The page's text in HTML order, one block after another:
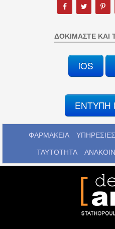
ΔΟΚΙΜΆΣΤΕ ΚΑΙ
iOS
ΕΝΤΥΠΗ
ΦΑΡΜΑΚΕΙΑ
ΤΑΥΤΟΤΗΤΑ